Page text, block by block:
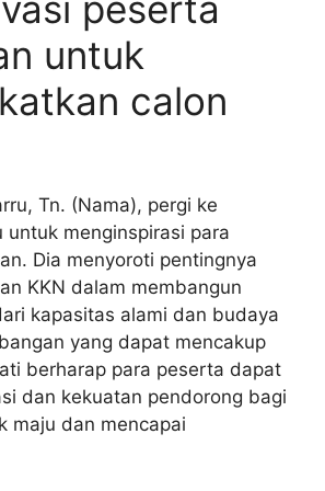
untuk
calon
Tn. (Nama), pergi ke
untuk menginspirasi para
Dia menyoroti pentingnya
KKN dalam membangun
kapasitas alami dan budaya
yang dapat mencakup
berharap para peserta dapat
dan kekuatan pendorong bagi
maju dan mencapai